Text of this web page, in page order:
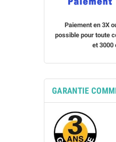
Paiement en 3X
possible pour toute
et 3000
GARANTIE